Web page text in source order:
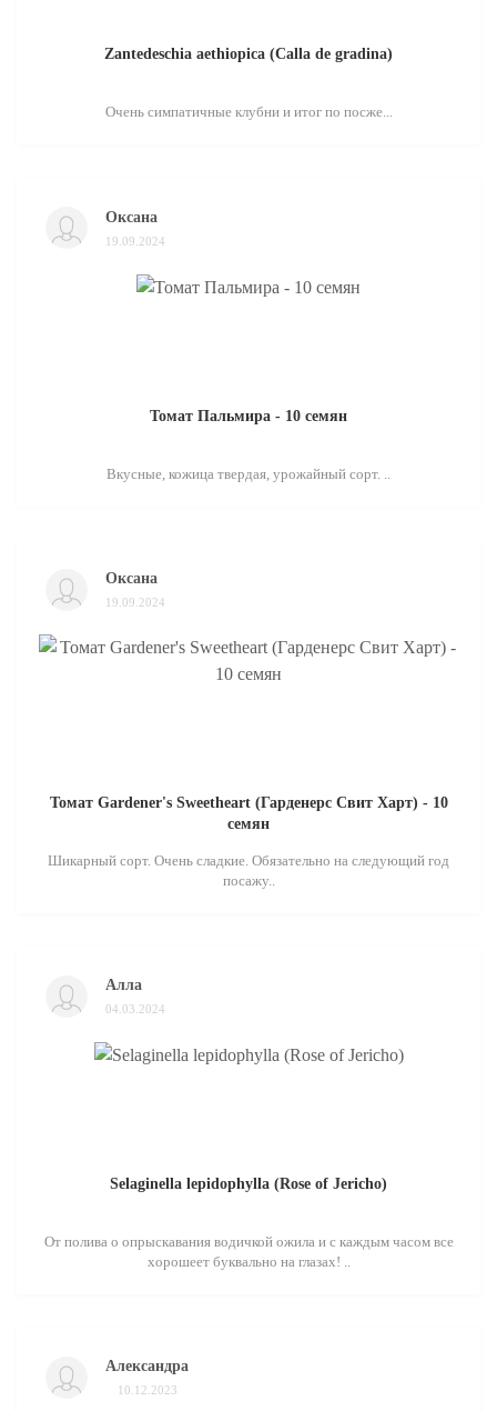
Zantedeschia aethiopica (Calla de gradina)
Очень симпатичные клубни и итог по посже...
Оксана
19.09.2024
Томат Пальмира - 10 семян
Вкусные, кожица твердая, урожайный сорт. ..
Оксана
19.09.2024
Томат Gardener's Sweetheart (Гарденерс Свит Харт) - 10
семян
Шикарный сорт. Очень сладкие. Обязательно на следующий год
посажу..
Алла
04.03.2024
Selaginella lepidophylla (Rose of Jericho)
От полива о опрыскавания водичкой ожила и с каждым часом все
хорошеет буквально на глазах! ..
Александра
10.12.2023